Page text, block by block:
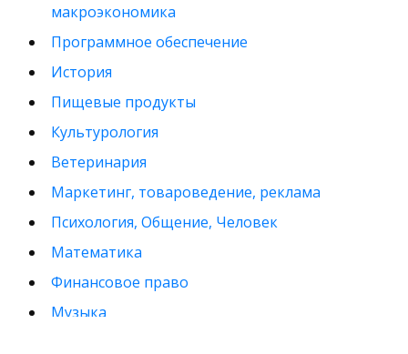
макроэкономика
Программное обеспечение
История
Пищевые продукты
Культурология
Ветеринария
Маркетинг, товароведение, реклама
Психология, Общение, Человек
Математика
Финансовое право
Музыка